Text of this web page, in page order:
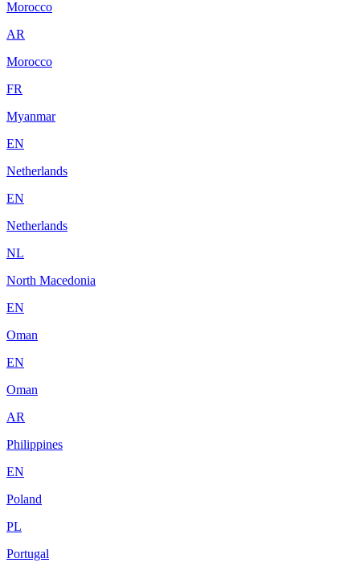
Morocco
AR
Morocco
FR
Myanmar
EN
Netherlands
EN
Netherlands
NL
North Macedonia
EN
Oman
EN
Oman
AR
Philippines
EN
Poland
PL
Portugal